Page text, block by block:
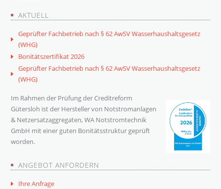
AKTUELL
Geprüfter Fachbetrieb nach § 62 AwSV Wasserhaushaltsgesetz
(WHG)
Bonitätszertifikat 2026
Geprüfter Fachbetrieb nach § 62 AwSV Wasserhaushaltsgesetz
(WHG)
Im Rahmen der Prüfung der Creditreform
Gütersloh ist der Hersteller von Notstromanlagen
& Netzersatzaggregaten, WA Notstromtechnik
GmbH mit einer guten Bonitätsstruktur geprüft
worden.
ANGEBOT ANFORDERN
Ihre Anfrage